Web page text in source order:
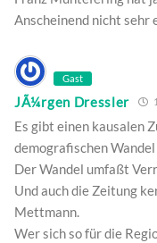
Anscheinend nicht sehr
Gast
JÃ¼rgen Dressler
Es gibt einen kausalen
demografischen
Der Wandel umfaßt
Und auch die Zeitung
Mettmann.
Wer sich so für die